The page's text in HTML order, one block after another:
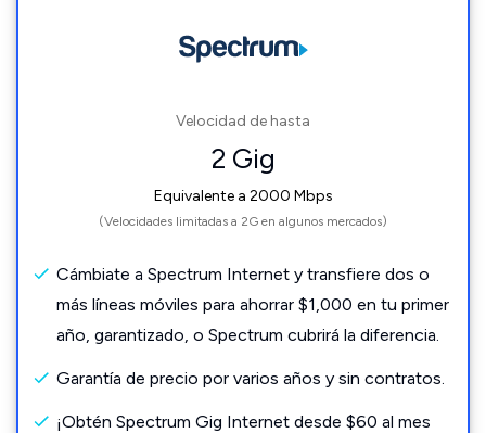
Velocidad de hasta
2 Gig
Equivalente a 2000 Mbps
(Velocidades limitadas a 2G en algunos mercados)
Cámbiate a Spectrum Internet y transfiere dos o
más líneas móviles para ahorrar $1,000 en tu primer
año, garantizado, o Spectrum cubrirá la diferencia.
Garantía de precio por varios años y sin contratos.
¡Obtén Spectrum Gig Internet desde $60 al mes